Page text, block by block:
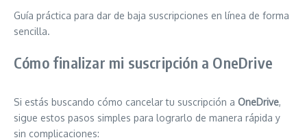
Guía práctica para dar de baja suscripciones en línea de forma
sencilla.
Cómo finalizar mi suscripción a OneDrive
Si estás buscando cómo cancelar tu suscripción a OneDrive,
sigue estos pasos simples para lograrlo de manera rápida y
sin complicaciones: